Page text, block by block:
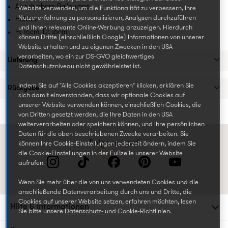
Abnehmbare Ballpumpe
Haltbar
H: 16cm. D: 16cm
Lieferung
Rückgabe
Folge uns auf
Hilfe & Informationen
Website verwenden, um die Funktionalität zu verbessern, Ihre
Nutzererfahrung zu personalisieren, Analysen durchzuführen
und Ihnen relevante Online-Werbung anzuzeigen. Hierdurch
können Dritte (einschließlich Google) Informationen von unserer
Website erhalten und zu eigenen Zwecken in den USA
verarbeiten, wo ein zur DS-GVO gleichwertiges
Datenschutzniveau nicht gewährleistet ist.
Indem Sie auf "Alle Cookies akzeptieren" klicken, erklären Sie
sich damit einverstanden, dass wir optionale Cookies auf
unserer Website verwenden können, einschließlich Cookies, die
von Dritten gesetzt werden, die Ihre Daten in den USA
weiterverarbeiten oder speichern können, und Ihre persönlichen
Daten für die oben beschriebenen Zwecke verarbeiten. Sie
können Ihre Cookie-Einstellungen jederzeit ändern, indem Sie
die Cookie-Einstellungen in der Fußzeile unserer Website
aufrufen.
Wenn Sie mehr über die von uns verwendeten Cookies und die
anschließende Datenverarbeitung durch uns und Dritte, die
Cookies auf unserer Website setzen, erfahren möchten, lesen
Sie bitte unsere Datenschutz- und Cookie-Richtlinien.